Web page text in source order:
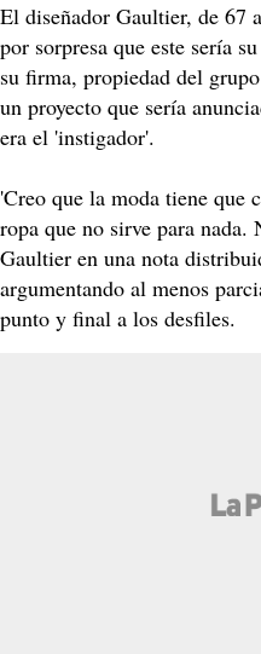
El diseñador Gaultier, de 67
por sorpresa que este sería
su firma, propiedad del
un proyecto que sería
era el 'instigador'.
'Creo que la moda tiene que
ropa que no sirve para
Gaultier en una nota
argumentando al menos
punto y final a los desfiles.